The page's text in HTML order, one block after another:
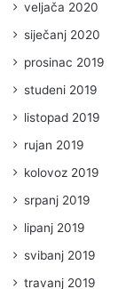
veljača 2020
siječanj 2020
prosinac 2019
studeni 2019
listopad 2019
rujan 2019
kolovoz 2019
srpanj 2019
lipanj 2019
svibanj 2019
travanj 2019